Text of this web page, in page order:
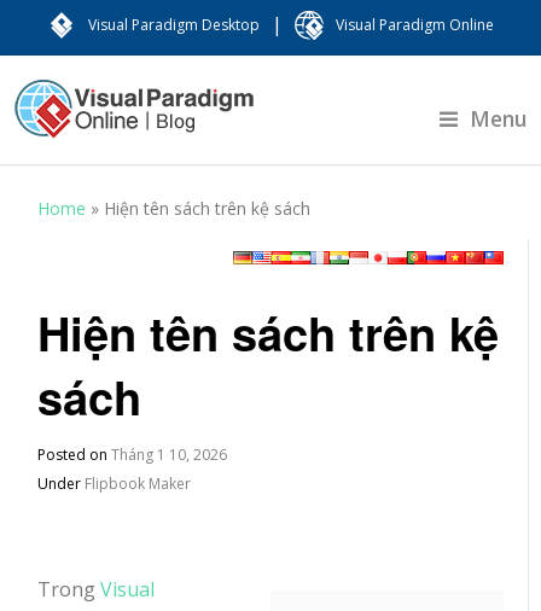
Visual Paradigm Desktop | Visual Paradigm Online
Menu
Home » Hiện tên sách trên kệ sách
Hiện tên sách trên kệ
sách
Posted onTháng 1 10, 2026
Under Flipbook Maker
TrongVisual